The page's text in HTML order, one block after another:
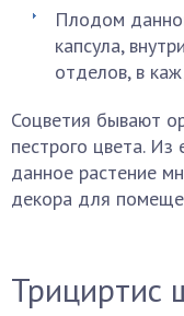
Плодом
капсула,
отделов, в
Соцветия бывают
пестрого цвета. Из
данное растение
декора для
Трициртис